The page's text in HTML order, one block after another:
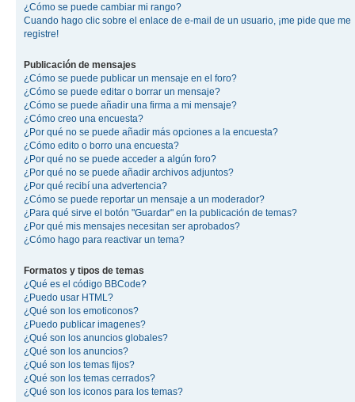
¿Cómo se puede cambiar mi rango?
Cuando hago clic sobre el enlace de e-mail de un usuario, ¡me pide que me
registre!
Publicación de mensajes
¿Cómo se puede publicar un mensaje en el foro?
¿Cómo se puede editar o borrar un mensaje?
¿Cómo se puede añadir una firma a mi mensaje?
¿Cómo creo una encuesta?
¿Por qué no se puede añadir más opciones a la encuesta?
¿Cómo edito o borro una encuesta?
¿Por qué no se puede acceder a algún foro?
¿Por qué no se puede añadir archivos adjuntos?
¿Por qué recibí una advertencia?
¿Cómo se puede reportar un mensaje a un moderador?
¿Para qué sirve el botón "Guardar" en la publicación de temas?
¿Por qué mis mensajes necesitan ser aprobados?
¿Cómo hago para reactivar un tema?
Formatos y tipos de temas
¿Qué es el código BBCode?
¿Puedo usar HTML?
¿Qué son los emoticonos?
¿Puedo publicar imagenes?
¿Qué son los anuncios globales?
¿Qué son los anuncios?
¿Qué son los temas fijos?
¿Qué son los temas cerrados?
¿Qué son los iconos para los temas?